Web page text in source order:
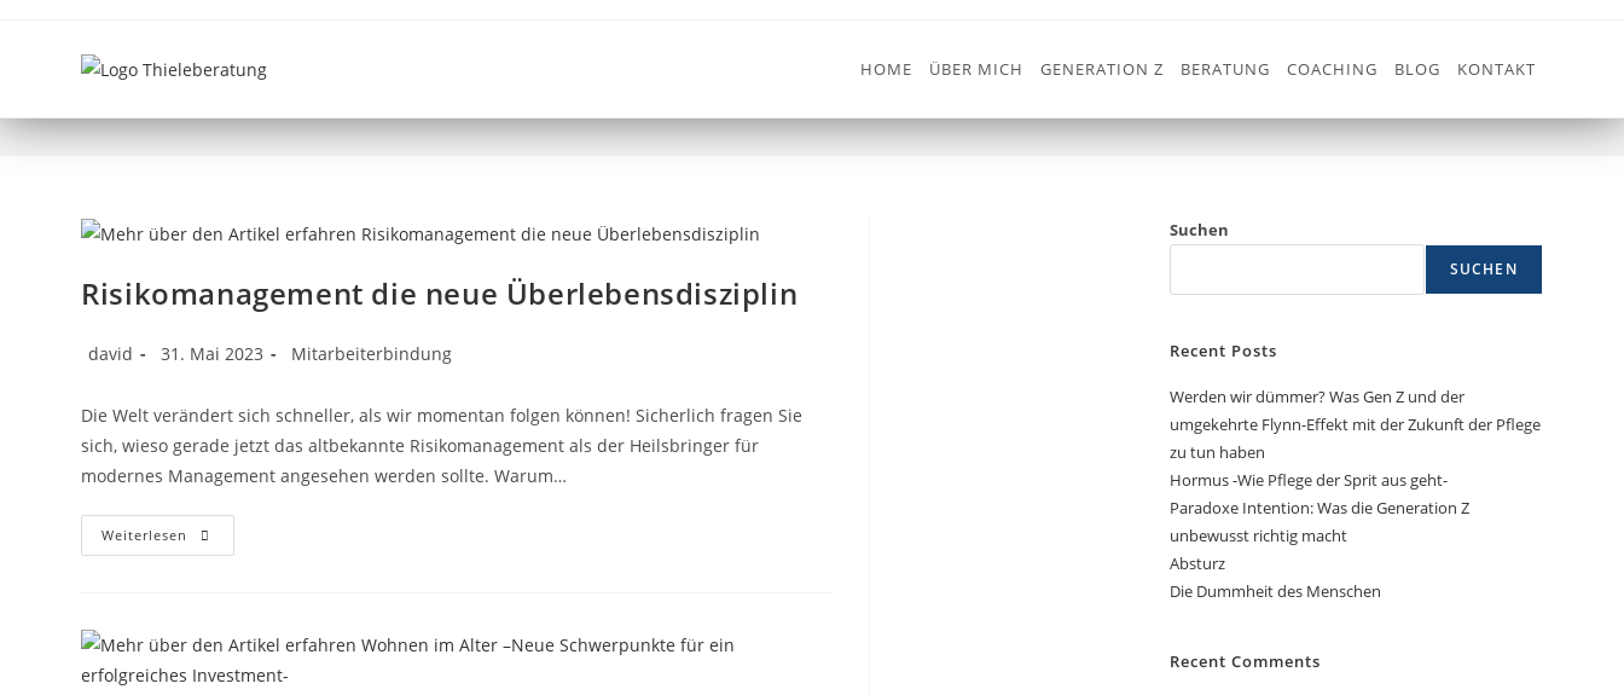
HOME ÜBER MICH GENERATION Z BERATUNG COACHING BLOG KONTAKT
PFLEGEDENKFABRIK PFLEGEDENKFABRIK
Risikomanagement die neue Überlebensdisziplin
david 31. Mai 2023 Mitarbeiterbindung
Die Welt verändert sich schneller, als wir momentan folgen können! Sicherlich fragen Sie
sich, wieso gerade jetzt das altbekannte Risikomanagement als der Heilsbringer für
modernes Management angesehen werden sollte. Warum…
Weiterlesen
Suchen
SUCHEN
Recent Posts
Werden wir dümmer? Was Gen Z und der
umgekehrte Flynn-Effekt mit der Zukunft der Pflege
zu tun haben
Hormus -Wie Pflege der Sprit aus geht-
Paradoxe Intention: Was die Generation Z
unbewusst richtig macht
Absturz
Die Dummheit des Menschen
Recent Comments